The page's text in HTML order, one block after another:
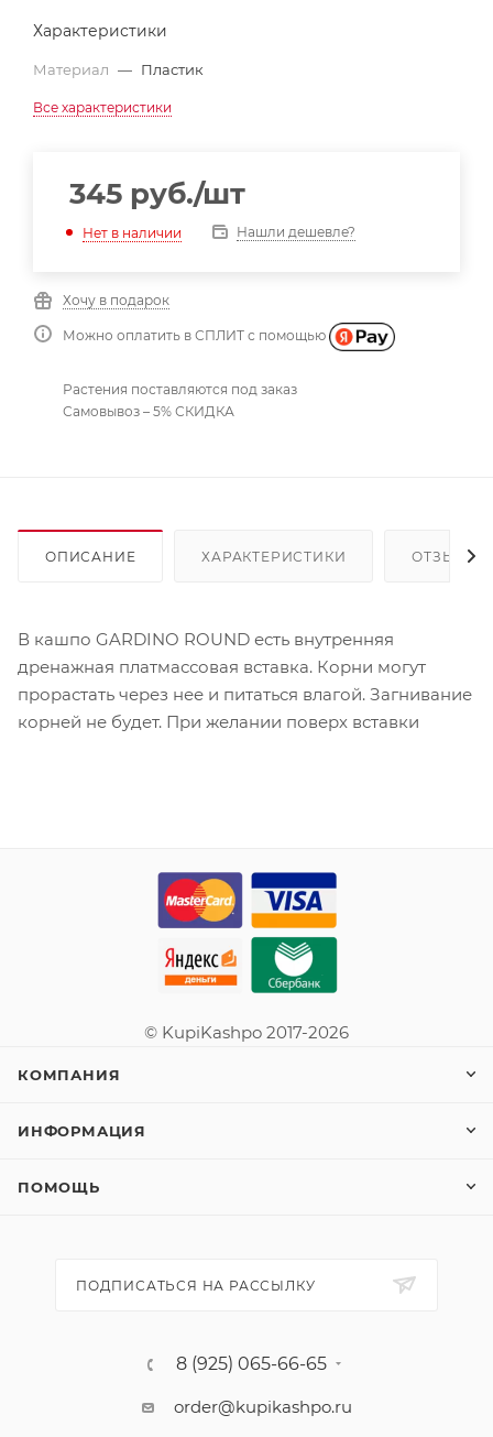
Характеристики
Материал — Пластик
Все характеристики
345 руб./шт
Нет в наличии Нашли дешевле?
Хочу в подарок
Можно оплатить в СПЛИТ с помощью
Растения поставляются под заказ
Самовывоз – 5% СКИДКА
ОПИСАНИЕ ХАРАКТЕРИСТИКИ ОТЗЫВЫ
В кашпо GARDINO ROUND есть внутренняя
дренажная платмассовая вставка. Корни могут
прорастать через нее и питаться влагой. Загнивание
корней не будет. При желании поверх вставки
© KupiKashpo 2017-2026
КОМПАНИЯ
ИНФОРМАЦИЯ
ПОМОЩЬ
ПОДПИСАТЬСЯ НА РАССЫЛКУ
8 (925) 065-66-65
order@kupikashpo.ru